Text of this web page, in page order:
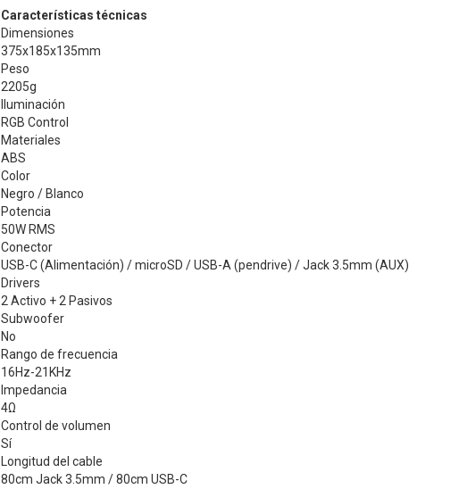
Características técnicas
Dimensiones
375x185x135mm
Peso
2205g
Iluminación
RGB Control
Materiales
ABS
Color
Negro / Blanco
Potencia
50W RMS
Conector
USB-C (Alimentación) / microSD / USB-A (pendrive) / Jack 3.5mm (AUX)
Drivers
2 Activo + 2 Pasivos
Subwoofer
No
Rango de frecuencia
16Hz-21KHz
Impedancia
4Ω
Control de volumen
Sí
Longitud del cable
80cm Jack 3.5mm / 80cm USB-C